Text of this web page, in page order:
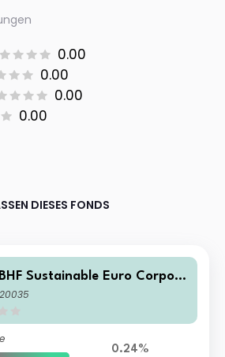
0.00
0.00
0.00
0.00
DIESES FONDS
Sustainable Euro Corpora
DI-EUR
0.24%